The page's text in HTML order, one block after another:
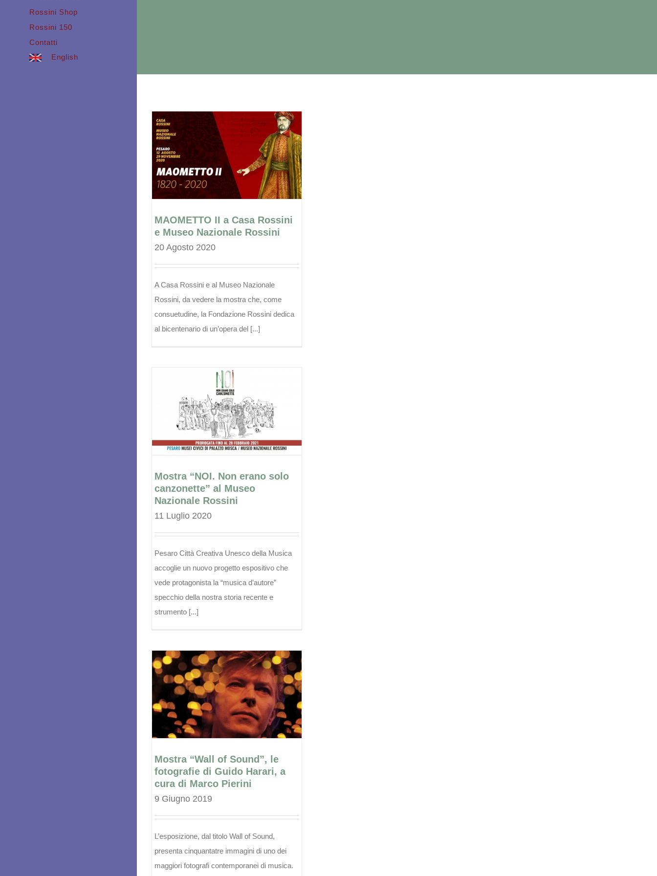
Rossini Shop
Rossini 150
Contatti
English
MAOMETTO II a Casa Rossini
e Museo Nazionale Rossini
20 Agosto 2020
A Casa Rossini e al Museo Nazionale
Rossini, da vedere la mostra che, come
consuetudine, la Fondazione Rossini dedica
al bicentenario di un’opera del [...]
Mostra “NOI. Non erano solo
canzonette” al Museo
Nazionale Rossini
11 Luglio 2020
Pesaro Città Creativa Unesco della Musica
accoglie un nuovo progetto espositivo che
vede protagonista la “musica d’autore”
specchio della nostra storia recente e
strumento [...]
Mostra “Wall of Sound”, le
fotografie di Guido Harari, a
cura di Marco Pierini
9 Giugno 2019
L’esposizione, dal titolo Wall of Sound,
presenta cinquantatre immagini di uno dei
maggiori fotografi contemporanei di musica.